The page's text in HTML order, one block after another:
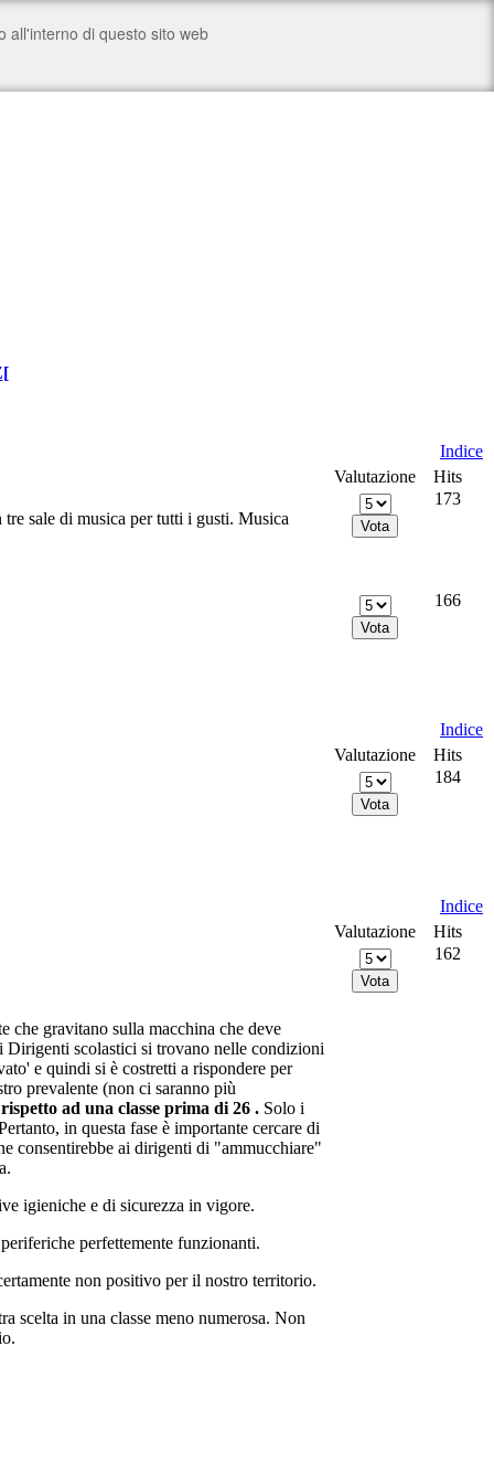
[
Indice
Valutazione
Hits
sale di musica per tutti i gusti. Musica
173
166
Indice
Valutazione
Hits
184
Indice
Valutazione
Hits
che gravitano sulla macchina che deve
Dirigenti scolastici si trovano nelle condizioni
e quindi si è costretti a rispondere per
prevalente (non ci saranno più
ad una classe prima di 26 . Solo i
in questa fase è importante cercare di
consentirebbe ai dirigenti di "ammucchiare"
igieniche e di sicurezza in vigore.
perfettemente funzionanti.
non positivo per il nostro territorio.
scelta in una classe meno numerosa. Non
162